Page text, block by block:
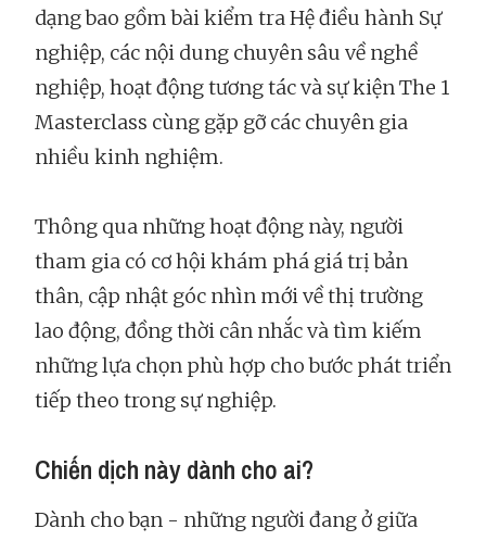
dạng bao gồm bài kiểm tra Hệ điều hành Sự
nghiệp, các nội dung chuyên sâu về nghề
nghiệp, hoạt động tương tác và sự kiện The 1
Masterclass cùng gặp gỡ các chuyên gia
nhiều kinh nghiệm.
Thông qua những hoạt động này, người
tham gia có cơ hội khám phá giá trị bản
thân, cập nhật góc nhìn mới về thị trường
lao động, đồng thời cân nhắc và tìm kiếm
những lựa chọn phù hợp cho bước phát triển
tiếp theo trong sự nghiệp.
Chiến dịch này dành cho ai?
Dành cho bạn - những người đang ở giữa